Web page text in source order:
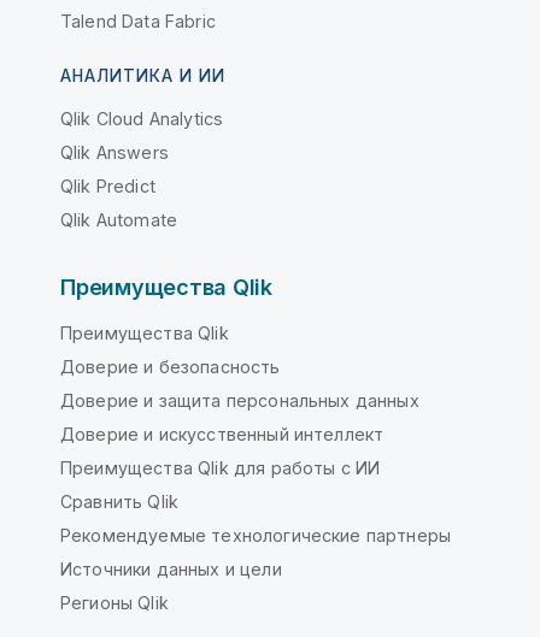
Talend Data Fabric
АНАЛИТИКА И ИИ
Qlik Cloud Analytics
Qlik Answers
Qlik Predict
Qlik Automate
Преимущества Qlik
Преимущества Qlik
Доверие и безопасность
Доверие и защита персональных данных
Доверие и искусственный интеллект
Преимущества Qlik для работы с ИИ
Сравнить Qlik
Рекомендуемые технологические партнеры
Источники данных и цели
Регионы Qlik